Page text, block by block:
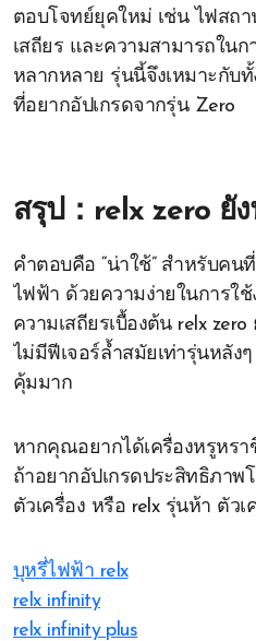
ตอบโจทย์ยุคใหม่ เช่น ไฟสถา
เสถียร และความสามารถใน
หลากหลาย รุ่นนี้จึงเหมาะกับ
ที่อยากอัปเกรดจากรุ่น Zero
สรุป：relx zero ยั
คำตอบคือ “น่าใช้” สำหรับคน
ไฟฟ้า ด้วยความง่ายในการใ
ความเสถียรเบื้องต้น relx
ไม่มีฟีเจอร์ล้ำสมัยเท่ารุ่นหลัง
คุ้มมาก
หากคุณอยากได้เครื่องหรูหรา
ถ้าอยากอัปเกรดประสิทธิภาพ
ตัวเครื่อง หรือ relx รุ่นห้า ตัว
บุหรี่ไฟฟ้า relx
relx infinity
relx infinity plus